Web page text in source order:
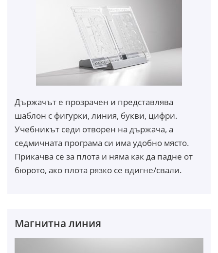
Държачът е прозрачен и представлява
шаблон с фигурки, линия, букви, цифри.
Учебникът седи отворен на държача, а
седмичната програма си има удобно място.
Прикачва се за плота и няма как да падне от
бюрото, ако плота рязко се вдигне/свали.
Магнитна линия